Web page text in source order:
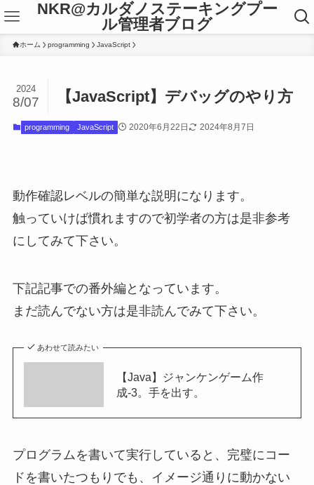
NKR@カルダノステーキングプー
ル管理者ブログ
ホーム programming JavaScript
【JavaScript】デバッグのやり方
2024
8/07
programming JavaScript 2020年6月22日 2024年8月7日
動作確認レベルの簡単な説明になります。
触っていけば慣れますので初学者の方は是非参考
にしてみて下さい。
下記記事での番外編となっています。
まだ読んでない方は是非読んでみて下さい。
あわせて読みたい
【Java】ジャンケンゲーム作
成-3。手を出す。
プログラムを書いて実行していると、完璧にコー
ドを書いたつもりでも、イメージ通りに動かない